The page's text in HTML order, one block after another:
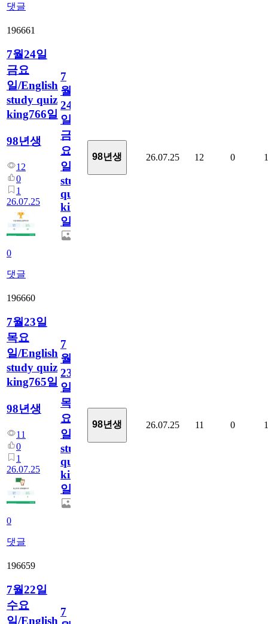
댓글
196661
7월24일
금요
일/English
study quiz
king766일
98년생
12
0
1
26.07.25
0
댓글
7
월
24
일
금
요
일/English
study
quiz
king766
일
98년생 26.07.25 12 0 1
196660
7월23일
목요
일/English
study quiz
king765일
98년생
11
0
1
26.07.25
0
댓글
7
월
23
일
목
요
일/English
study
quiz
king765
일
98년생 26.07.25 11 0 1
196659
7월22일
수요
일/English
7